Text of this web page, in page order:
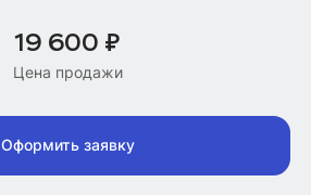
19 600 ₽
Цена продажи
Оформить заявку